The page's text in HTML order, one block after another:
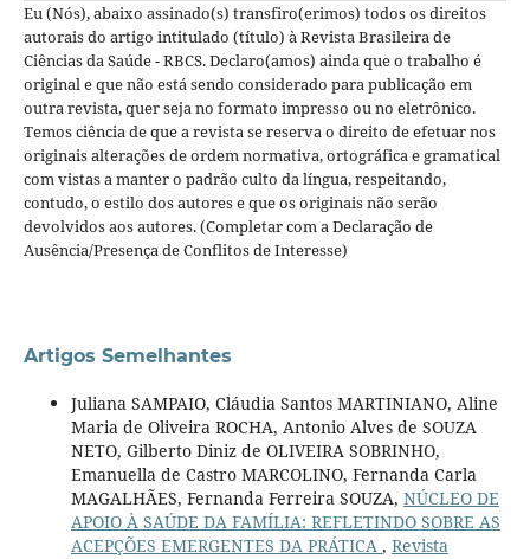
Eu (Nós), abaixo assinado(s) transfiro(erimos) todos os direitos
autorais do artigo intitulado (título) à Revista Brasileira de
Ciências da Saúde - RBCS. Declaro(amos) ainda que o trabalho é
original e que não está sendo considerado para publicação em
outra revista, quer seja no formato impresso ou no eletrônico.
Temos ciência de que a revista se reserva o direito de efetuar nos
originais alterações de ordem normativa, ortográfica e gramatical
com vistas a manter o padrão culto da língua, respeitando,
contudo, o estilo dos autores e que os originais não serão
devolvidos aos autores. (Completar com a Declaração de
Ausência/Presença de Conflitos de Interesse)
Artigos Semelhantes
Juliana SAMPAIO, Cláudia Santos MARTINIANO, Aline
Maria de Oliveira ROCHA, Antonio Alves de SOUZA
NETO, Gilberto Diniz de OLIVEIRA SOBRINHO,
Emanuella de Castro MARCOLINO, Fernanda Carla
MAGALHÃES, Fernanda Ferreira SOUZA, NÚCLEO DE
APOIO À SAÚDE DA FAMÍLIA: REFLETINDO SOBRE AS
ACEPÇÕES EMERGENTES DA PRÁTICA , Revista